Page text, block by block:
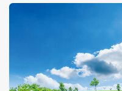
這個十字路口上。可見
第一步，先要瞭解
人都知道修行的重
行。原因很簡單，
其是到比「人」還
行是為了要斷除輪迴。 人體的結構，除
之外，還有精神體